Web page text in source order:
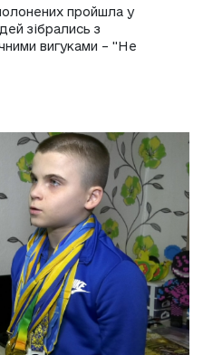
пройшла у
зібрались з
вигуками – "Не